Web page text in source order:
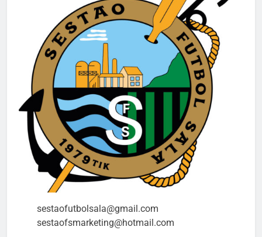
sestaofutbolsala@gmail.com
sestaofsmarketing@hotmail.com